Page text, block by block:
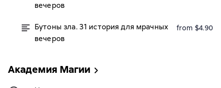
вечеров
Бутоны зла. 31 история для мрачных
вечеров
from $4.90
Академия Магии